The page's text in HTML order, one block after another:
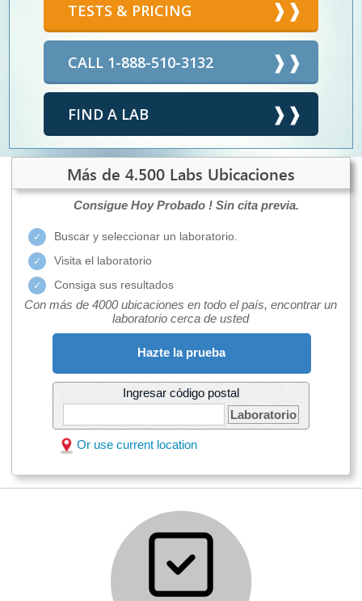
TESTS & PRICING
CALL 1-888-510-3132
FIND A LAB
Más de 4.500 Labs Ubicaciones
Consigue Hoy Probado ! Sin cita previa.
Buscar y seleccionar un laboratorio.
Visita el laboratorio
Consiga sus resultados
Con más de 4000 ubicaciones en todo el país, encontrar un
laboratorio cerca de usted
Hazte la prueba
Ingresar código postal
Laboratorio
Or use current location